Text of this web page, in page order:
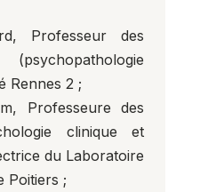
Professeur des
Rennes 2 ;
Professeure des
clinique et
du Laboratoire
Poitiers ;